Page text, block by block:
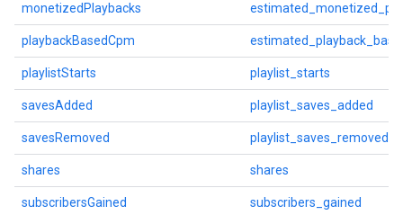
monetizedPlaybacks
playbackBasedCpm
playlistStarts playlist_starts
savesAdded playlist_saves_added
savesRemoved playlist_saves_removed
shares shares
subscribersGained subscribers_gained